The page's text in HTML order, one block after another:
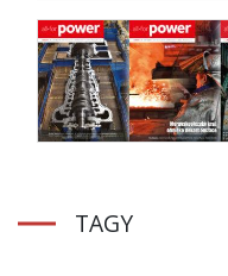
TAGY